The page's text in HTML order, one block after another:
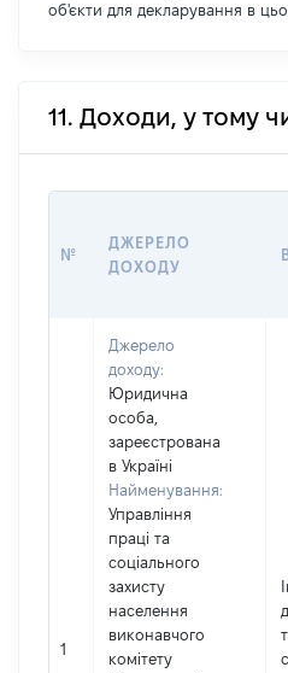
об'єкти для декларування в
11. Доходи, у тому
№
ДЖЕРЕЛО
ДОХОДУ
1
Джерело
доходу:
Юридична
особа,
зареєстрована
в Україні
Найменування:
Управління
праці та
соціального
захисту
населення
виконавчого
комітету